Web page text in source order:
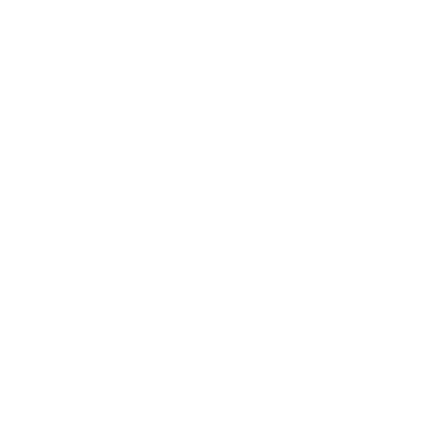
_信用报告_工商信息-启
司_【信用信息_诉讼信息
息】-阿土伯工商信息查询
商信息】-阿土伯工商信息
区分公司歌乐山山洞营业
乐山经营部-城市吧街景地图
_信用报告_工商信息-启
信息_注册信息_信用信
注册信息_信用信息_诉讼
司|厂家-八方资源重庆黄页
算、注销【今日推荐网-
息—中华英才网